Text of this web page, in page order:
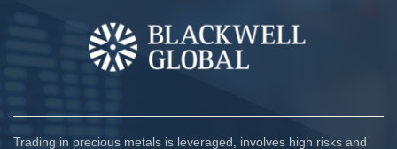
Trading in precious metals is leveraged, involves high risks and